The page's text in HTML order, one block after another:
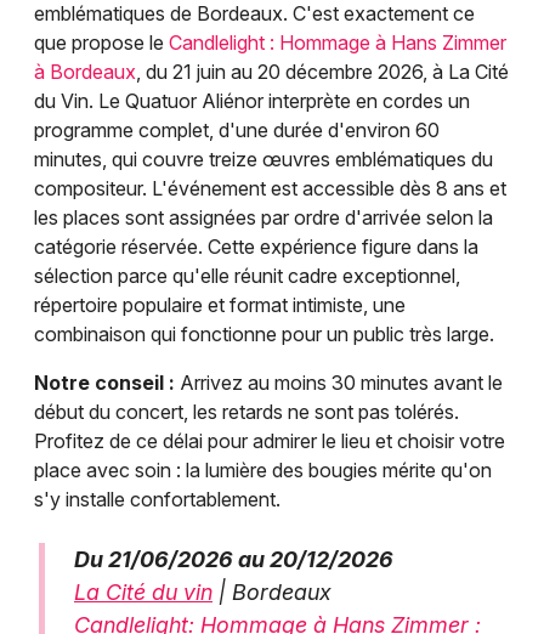
emblématiques de Bordeaux. C'est exactement ce
que propose le Candlelight : Hommage à Hans Zimmer
à Bordeaux, du 21 juin au 20 décembre 2026, à La Cité
du Vin. Le Quatuor Aliénor interprète en cordes un
programme complet, d'une durée d'environ 60
minutes, qui couvre treize œuvres emblématiques du
compositeur. L'événement est accessible dès 8 ans et
les places sont assignées par ordre d'arrivée selon la
catégorie réservée. Cette expérience figure dans la
sélection parce qu'elle réunit cadre exceptionnel,
répertoire populaire et format intimiste, une
combinaison qui fonctionne pour un public très large.
Notre conseil : Arrivez au moins 30 minutes avant le
début du concert, les retards ne sont pas tolérés.
Profitez de ce délai pour admirer le lieu et choisir votre
place avec soin : la lumière des bougies mérite qu'on
s'y installe confortablement.
Du 21/06/2026 au 20/12/2026
La Cité du vin | Bordeaux
Candlelight: Hommage à Hans Zimmer :